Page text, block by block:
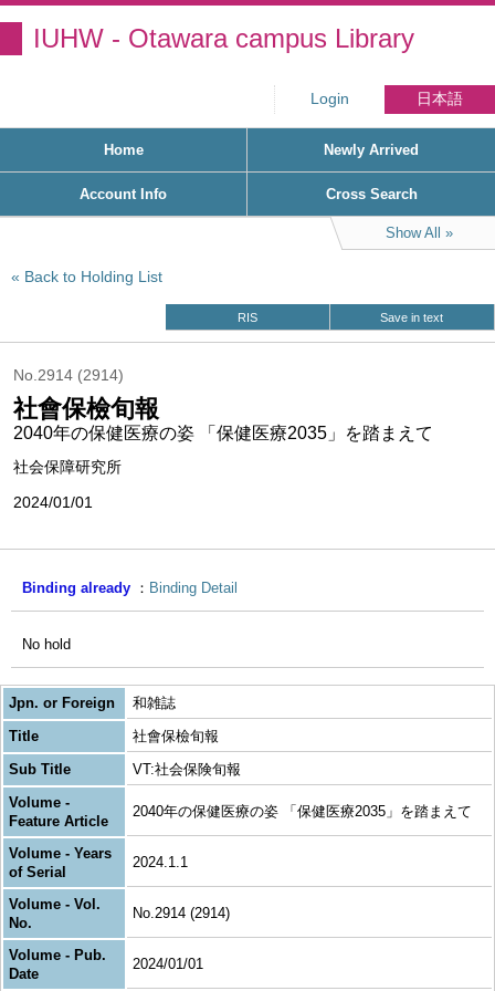
IUHW - Otawara campus Library
Login 日本語
Home Newly Arrived
Account Info Cross Search
Show All
Back to Holding List
RIS Save in text
No.2914 (2914)
社會保檢旬報
2040年の保健医療の姿 「保健医療2035」を踏まえて
社会保障研究所
2024/01/01
Binding already Binding Detail
No hold
Jpn. or Foreign
和雑誌
Title
社會保檢旬報
Sub Title
VT:社会保険旬報
Volume -
Feature Article
2040年の保健医療の姿 「保健医療2035」を踏まえて
Volume - Years
of Serial
2024.1.1
Volume - Vol.
No.
No.2914 (2914)
Volume - Pub.
Date
2024/01/01